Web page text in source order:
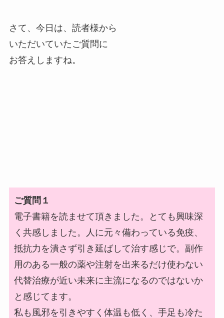
さて、今日は、読者様から
いただいていたご質問に
お答えしますね。
ご質問１
電子書籍を読ませて頂きました。とても興味深
く共感しました。人に元々備わっている免疫、
抵抗力を潰さず引き延ばして治す感じで。副作
用のある一般の薬や注射を出来るだけ使わない
代替治療が近い未来に主流になるのではないか
と感じてます。
私も風邪を引きやすく体温も低く、手足も冷た